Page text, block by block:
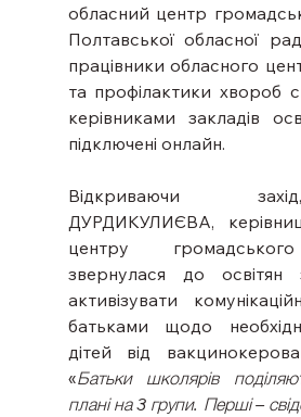
обласний центр
Полтавської обласної
працівники обласного
та профілактики хвороб
керівниками закладів
підключені онлайн.
Відкриваючи
ДУРДИКУЛИЄВА,
центру
звернулася до освітян
активізувати
батьками щодо
дітей від
«Батьки школярів
плані на 3 групи. Перші –